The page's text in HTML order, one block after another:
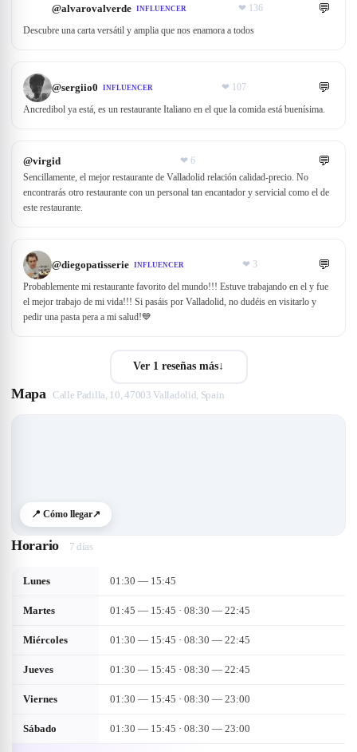
@alvarovalverde INFLUENCER ❤ 136 💬
Descubre una carta versátil y amplia que nos enamora a todos
@sergiio0 INFLUENCER ❤ 107 💬
Ancredibol ya está, es un restaurante Italiano en el que la comida está buenísima.
@virgid ❤ 6 💬
Sencillamente, el mejor restaurante de Valladolid relación calidad-precio. No
encontrarás otro restaurante con un personal tan encantador y servicial como el de
este restaurante.
@diegopatisserie INFLUENCER ❤ 3 💬
Probablemente mi restaurante favorito del mundo!!! Estuve trabajando en el y fue
el mejor trabajo de mi vida!!! Si pasáis por Valladolid, no dudéis en visitarlo y
pedir una pasta pera a mi salud!💙
Ver 1 reseñas más↓
Mapa Calle Padilla, 10, 47003 Valladolid, Spain
📍 Cómo llegar↗
Horario 7 días
Lunes 01:30 — 15:45
Martes 01:45 — 15:45 · 08:30 — 22:45
Miércoles 01:30 — 15:45 · 08:30 — 22:45
Jueves 01:30 — 15:45 · 08:30 — 22:45
Viernes 01:30 — 15:45 · 08:30 — 23:00
Sábado 01:30 — 15:45 · 08:30 — 23:00